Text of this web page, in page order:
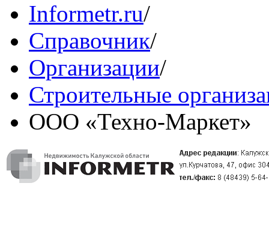
Informetr.ru/
Справочник/
Организации/
Строительные
ООО «Техно-Маркет»